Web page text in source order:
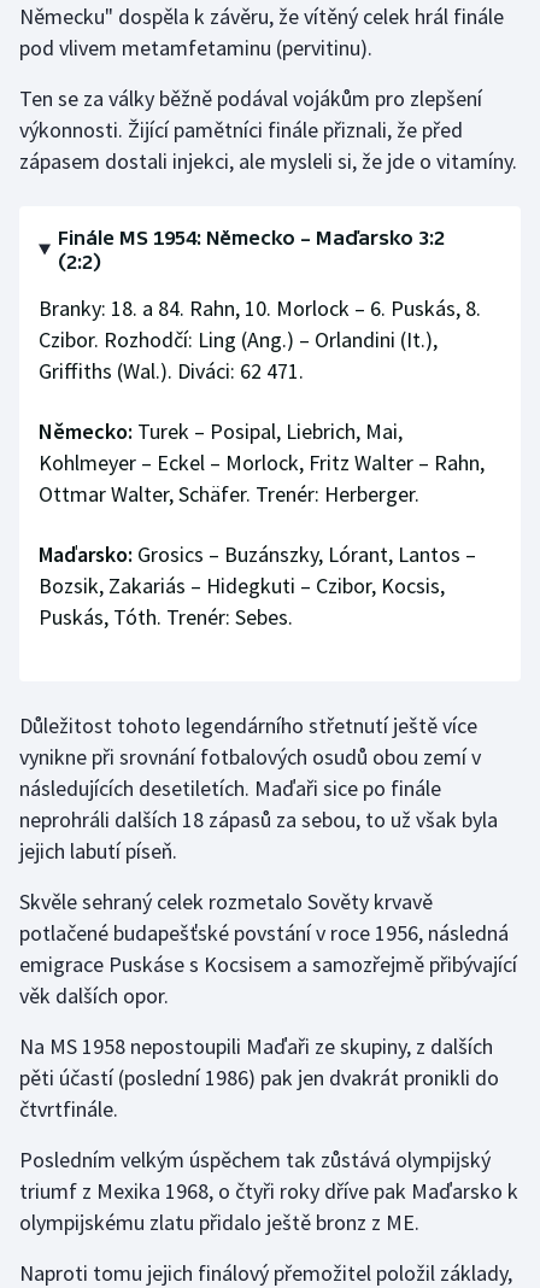
Německu" dospěla k závěru, že vítěný celek hrál finále
pod vlivem metamfetaminu (pervitinu).
Ten se za války běžně podával vojákům pro zlepšení
výkonnosti. Žijící pamětníci finále přiznali, že před
zápasem dostali injekci, ale mysleli si, že jde o vitamíny.
Finále MS 1954: Německo – Maďarsko 3:2
(2:2)
Branky: 18. a 84. Rahn, 10. Morlock – 6. Puskás, 8.
Czibor. Rozhodčí: Ling (Ang.) – Orlandini (It.),
Griffiths (Wal.). Diváci: 62 471.
Německo: Turek – Posipal, Liebrich, Mai,
Kohlmeyer – Eckel – Morlock, Fritz Walter – Rahn,
Ottmar Walter, Schäfer. Trenér: Herberger.
Maďarsko: Grosics – Buzánszky, Lórant, Lantos –
Bozsik, Zakariás – Hidegkuti – Czibor, Kocsis,
Puskás, Tóth. Trenér: Sebes.
Důležitost tohoto legendárního střetnutí ještě více
vynikne při srovnání fotbalových osudů obou zemí v
následujících desetiletích. Maďaři sice po finále
neprohráli dalších 18 zápasů za sebou, to už však byla
jejich labutí píseň.
Skvěle sehraný celek rozmetalo Sověty krvavě
potlačené budapešťské povstání v roce 1956, následná
emigrace Puskáse s Kocsisem a samozřejmě přibývající
věk dalších opor.
Na MS 1958 nepostoupili Maďaři ze skupiny, z dalších
pěti účastí (poslední 1986) pak jen dvakrát pronikli do
čtvrtfinále.
Posledním velkým úspěchem tak zůstává olympijský
triumf z Mexika 1968, o čtyři roky dříve pak Maďarsko k
olympijskému zlatu přidalo ještě bronz z ME.
Naproti tomu jejich finálový přemožitel položil základy,